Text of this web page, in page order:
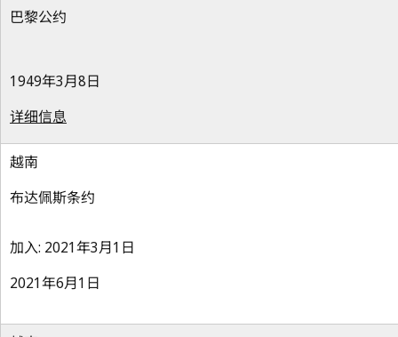
巴黎公约
1949年3月8日
详细信息
越南
布达佩斯条约
加入: 2021年3月1日
2021年6月1日